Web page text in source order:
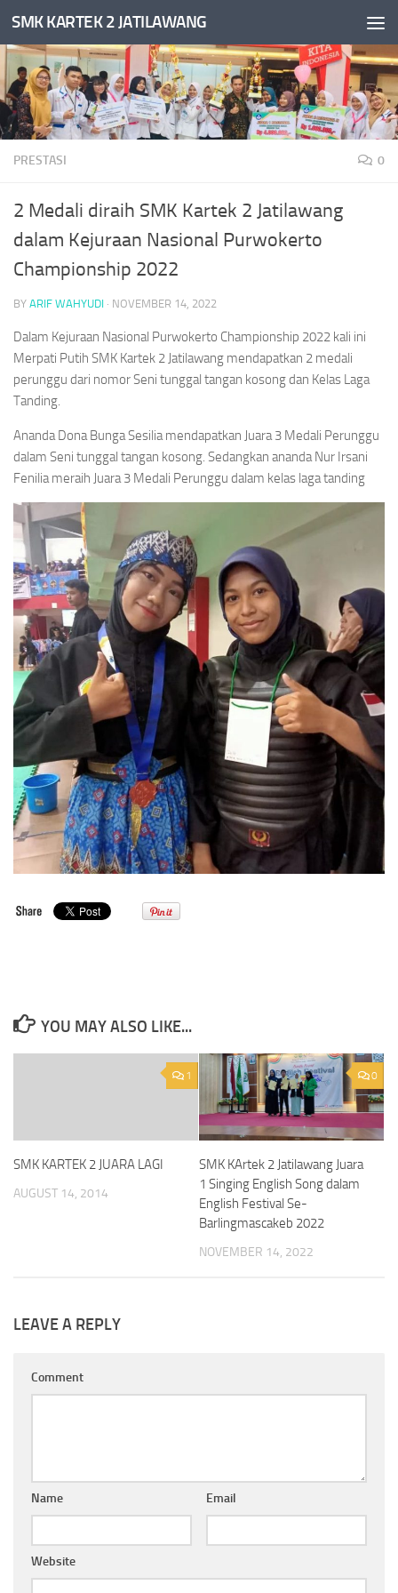
Skip to content
SMK KARTEK 2 JATILAWANG
PRESTASI 0
2 Medali diraih SMK Kartek 2 Jatilawang
dalam Kejuraan Nasional Purwokerto
Championship 2022
BY ARIF WAHYUDI · NOVEMBER 14, 2022
Dalam Kejuraan Nasional Purwokerto Championship 2022 kali ini
Merpati Putih SMK Kartek 2 Jatilawang mendapatkan 2 medali
perunggu dari nomor Seni tunggal tangan kosong dan Kelas Laga
Tanding.
Ananda Dona Bunga Sesilia mendapatkan Juara 3 Medali Perunggu
dalam Seni tunggal tangan kosong. Sedangkan ananda Nur Irsani
Fenilia meraih Juara 3 Medali Perunggu dalam kelas laga tanding
YOU MAY ALSO LIKE...
1
SMK KARTEK 2 JUARA LAGI
AUGUST 14, 2014
0
SMK KArtek 2 Jatilawang Juara
1 Singing English Song dalam
English Festival Se-
Barlingmascakeb 2022
NOVEMBER 14, 2022
LEAVE A REPLY
Comment
Name Email
Website